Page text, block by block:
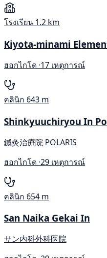
โรงเรียน 1.2 km
Kiyota-minami
ฮอกไกโด ·17 เหตุการณ์
คลินิก 643 m
Shinkyuuchiryou In
鍼灸治療院 POLARIS
ฮอกไกโด ·29 เหตุการณ์
คลินิก 654 m
San Naika Gekai In
サン内科外科医院